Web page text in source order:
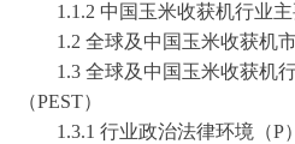
1.1.2 中国玉米收获机行业
1.2 全球及中国玉米收获机
1.3 全球及中国玉米收获机
（PEST）
1.3.1 行业政治法律环境（P）